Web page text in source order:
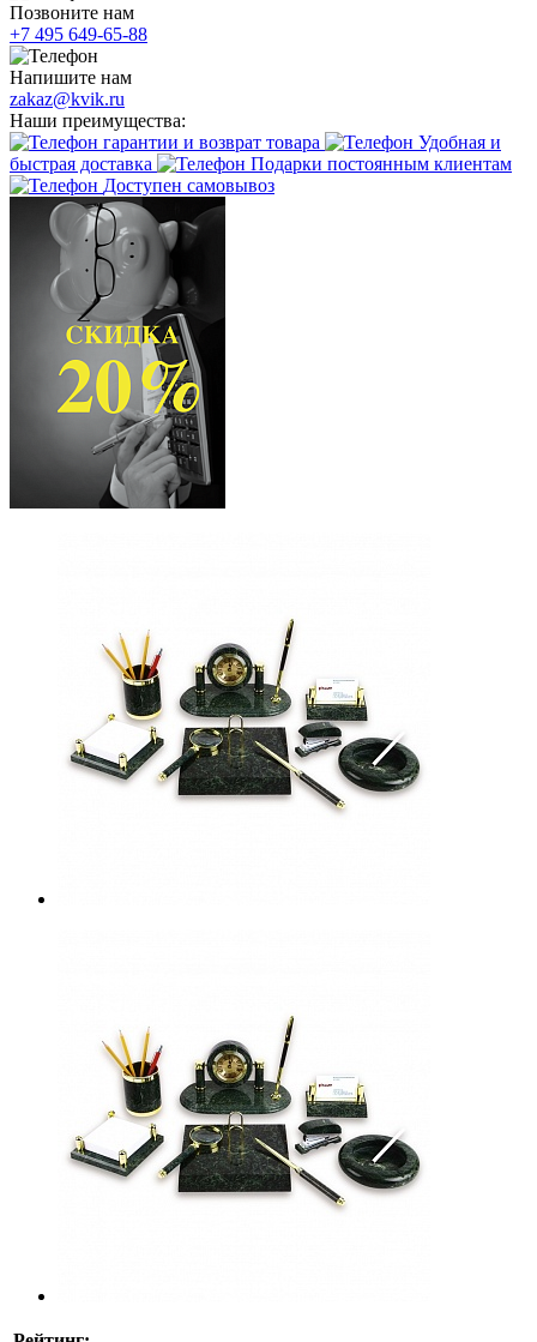
Позвоните нам
+7 495 649-65-88
Напишите нам
zakaz@kvik.ru
Наши преимущества:
гарантии и возврат товара
Удобная и
быстрая доставка
Подарки постоянным клиентам
Доступен самовывоз